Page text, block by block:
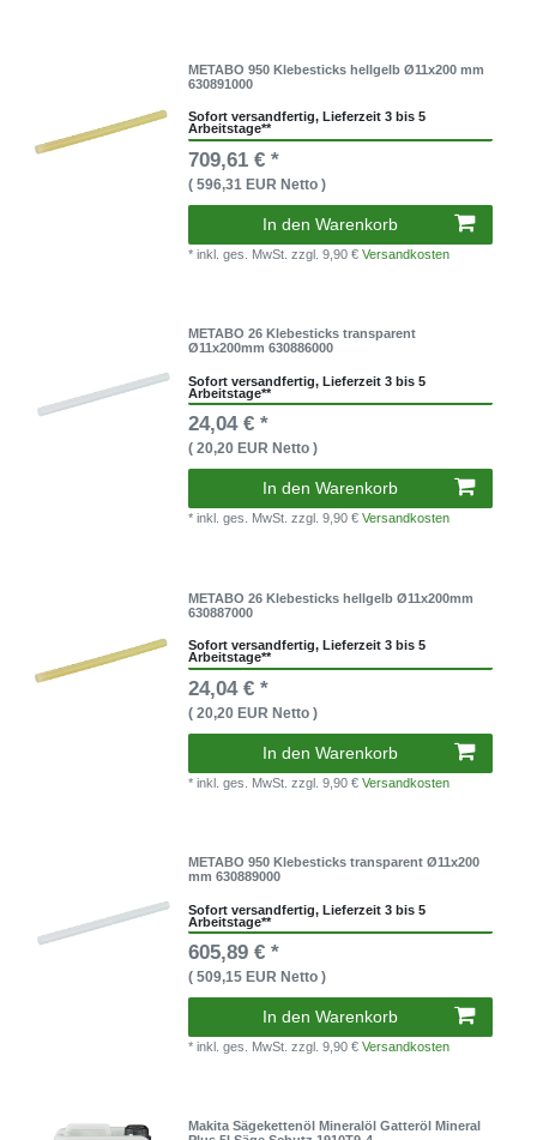
METABO 950 Klebesticks hellgelb Ø11x200 mm
630891000
Sofort versandfertig, Lieferzeit 3 bis 5
Arbeitstage**
709,61 € *
( 596,31 EUR Netto )
In den Warenkorb
* inkl. ges. MwSt.zzgl. 9,90 €Versandkosten
METABO 26 Klebesticks transparent
Ø11x200mm 630886000
Sofort versandfertig, Lieferzeit 3 bis 5
Arbeitstage**
24,04 € *
( 20,20 EUR Netto )
In den Warenkorb
* inkl. ges. MwSt.zzgl. 9,90 €Versandkosten
METABO 26 Klebesticks hellgelb Ø11x200mm
630887000
Sofort versandfertig, Lieferzeit 3 bis 5
Arbeitstage**
24,04 € *
( 20,20 EUR Netto )
In den Warenkorb
* inkl. ges. MwSt.zzgl. 9,90 €Versandkosten
METABO 950 Klebesticks transparent Ø11x200
mm 630889000
Sofort versandfertig, Lieferzeit 3 bis 5
Arbeitstage**
605,89 € *
( 509,15 EUR Netto )
In den Warenkorb
* inkl. ges. MwSt.zzgl. 9,90 €Versandkosten
Makita Sägekettenöl Mineralöl Gatteröl Mineral